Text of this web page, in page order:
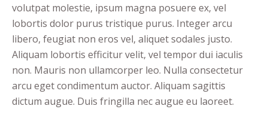
volutpat molestie, ipsum magna posuere ex, vel
lobortis dolor purus tristique purus. Integer arcu
libero, feugiat non eros vel, aliquet sodales justo.
Aliquam lobortis efficitur velit, vel tempor dui iaculis
non. Mauris non ullamcorper leo. Nulla consectetur
arcu eget condimentum auctor. Aliquam sagittis
dictum augue. Duis fringilla nec augue eu laoreet.